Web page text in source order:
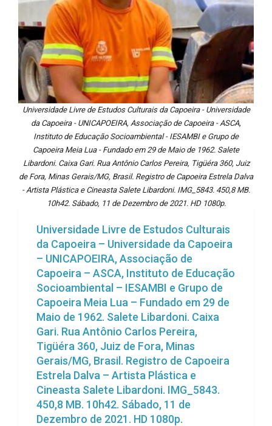
Universidade Livre de Estudos Culturais da Capoeira - Universidade
da Capoeira - UNICAPOEIRA, Associação de Capoeira - ASCA,
Instituto de Educação Socioambiental - IESAMBI e Grupo de
Capoeira Meia Lua - Fundado em 29 de Maio de 1962. Salete
Libardoni. Caixa Gari. Rua Antônio Carlos Pereira, Tigüéra 360, Juiz
de Fora, Minas Gerais/MG, Brasil. Registro de Capoeira Estrela Dalva
- Artista Plástica e Cineasta Salete Libardoni. IMG_5843. 450,8 MB.
10h42. Sábado, 11 de Dezembro de 2021. HD 1080p.
Universidade Livre de Estudos Culturais
da Capoeira – Universidade da Capoeira
– UNICAPOEIRA, Associação de
Capoeira – ASCA, Instituto de Educação
Socioambiental – IESAMBI e Grupo de
Capoeira Meia Lua – Fundado em 29 de
Maio de 1962. Salete Libardoni. Caixa
Gari. Rua Antônio Carlos Pereira,
Tigüéra 360, Juiz de Fora, Minas
Gerais/MG, Brasil. Registro de Capoeira
Estrela Dalva – Artista Plástica e
Cineasta Salete Libardoni. IMG_5843.
450,8 MB. 10h42. Sábado, 11 de
Dezembro de 2021. HD 1080p.